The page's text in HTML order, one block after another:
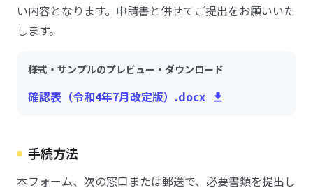
い内容となります。申請書と併せてご提出をお願いいた
します。
様式・サンプルのプレビュー・ダウンロード
確認表（令和4年7月改定版）.docx
手続方法
本フォーム、次の窓口または郵送で、必要書類を提出し